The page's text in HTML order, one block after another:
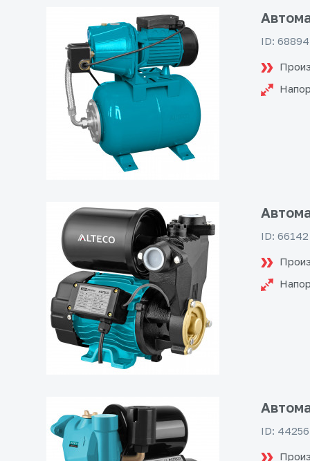
ID: 68894
ID: 66142
ID: 44256